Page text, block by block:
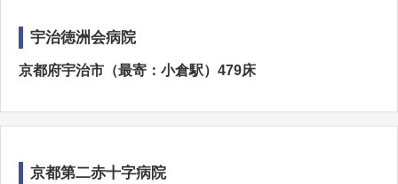
宇治徳洲会病院
京都府宇治市（最寄：小倉駅）479床
京都第二赤十字病院